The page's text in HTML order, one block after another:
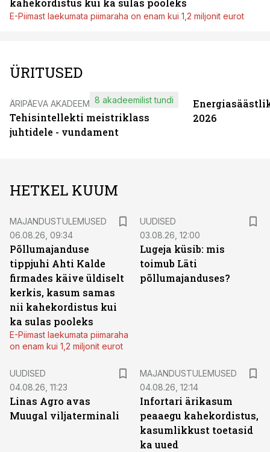
kahekordistus kui ka sulas pooleks
E-Piimast laekumata piimaraha on enam kui 1,2 miljonit eurot
ÜRITUSED
ÄRIPÄEVA AKADEEMIA
Tehisintellekti meistriklass
juhtidele - vundament
8 akadeemilist tundi
2026
HETKEL KUUM
MAJANDUSTULEMUSED
06.08.26, 09:34
Põllumajanduse
tippjuhi Ahti Kalde
firmades käive üldiselt
kerkis, kasum samas
nii kahekordistus kui
ka sulas pooleks
E-Piimast laekumata piimaraha
on enam kui 1,2 miljonit eurot
UUDISED
03.08.26, 12:00
Lugeja küsib: mis
toimub Läti
põllumajanduses?
UUDISED
04.08.26, 11:23
Linas Agro avas
Muugal viljaterminali
MAJANDUSTULEMUSED
04.08.26, 12:14
Infortari ärikasum
peaaegu kahekordistus,
kasumlikkust toetasid
ka uued